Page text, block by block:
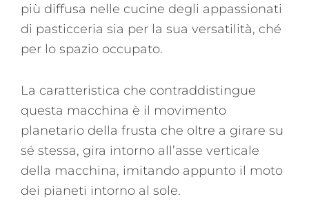
più diffusa nelle cucine degli appassionati
di pasticceria sia per la sua versatilità, ché
per lo spazio occupato.
La caratteristica che contraddistingue
questa macchina è il movimento
planetario della frusta che oltre a girare su
sé stessa, gira intorno all’asse verticale
della macchina, imitando appunto il moto
dei pianeti intorno al sole.